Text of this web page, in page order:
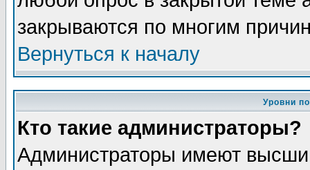
закрываются по многим
Вернуться к началу
Уровни
Кто такие администраторы?
Администраторы имеют